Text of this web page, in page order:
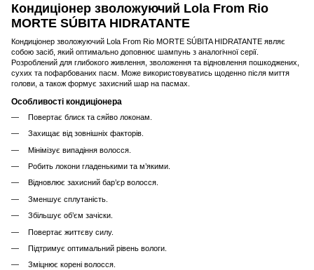
Кондиціонер зволожуючий Lola From Rio
MORTE SÚBITA HIDRATANTE
Кондиціонер зволожуючий Lola From Rio MORTE SÚBITA HIDRATANTE являє
собою засіб, який оптимально доповнює шампунь з аналогічної серії.
Розроблений для глибокого живлення, зволоження та відновлення пошкоджених,
сухих та пофарбованих пасм. Може використовуватись щоденно після миття
голови, а також формує захисний шар на пасмах.
Особливості кондиціонера
Повертає блиск та сяйво локонам.
Захищає від зовнішніх факторів.
Мінімізує випадіння волосся.
Робить локони гладенькими та м’якими.
Відновлює захисний бар’єр волосся.
Зменшує сплутаність.
Збільшує об’єм зачіски.
Повертає життєву силу.
Підтримує оптимальний рівень вологи.
Зміцнює корені волосся.